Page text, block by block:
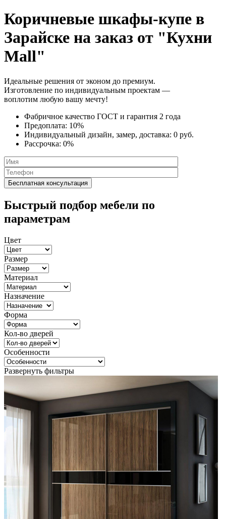
Коричневые шкафы-купе в
Зарайске на заказ от "Кухни
Mall"
Идеальные решения от эконом до премиум.
Изготовление по индивидуальным проектам —
воплотим любую вашу мечту!
Фабричное качество ГОСТ и гарантия 2 года
Предоплата: 10%
Индивидуальный дизайн, замер, доставка: 0 руб.
Рассрочка: 0%
Быстрый подбор мебели по
параметрам
Цвет
Размер
Материал
Назначение
Форма
Кол-во дверей
Особенности
Развернуть фильтры